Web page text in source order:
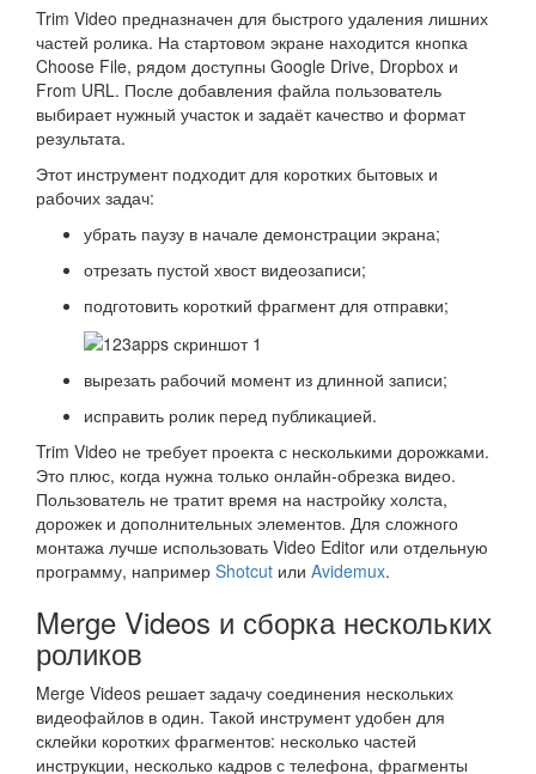
Trim Video предназначен для быстрого удаления лишних
частей ролика. На стартовом экране находится кнопка
Choose File, рядом доступны Google Drive, Dropbox и
From URL. После добавления файла пользователь
выбирает нужный участок и задаёт качество и формат
результата.
Этот инструмент подходит для коротких бытовых и
рабочих задач:
убрать паузу в начале демонстрации экрана;
отрезать пустой хвост видеозаписи;
подготовить короткий фрагмент для отправки;
вырезать рабочий момент из длинной записи;
исправить ролик перед публикацией.
Trim Video не требует проекта с несколькими дорожками.
Это плюс, когда нужна только онлайн-обрезка видео.
Пользователь не тратит время на настройку холста,
дорожек и дополнительных элементов. Для сложного
монтажа лучше использовать Video Editor или отдельную
программу, например Shotcut или Avidemux.
Merge Videos и сборка нескольких
роликов
Merge Videos решает задачу соединения нескольких
видеофайлов в один. Такой инструмент удобен для
склейки коротких фрагментов: несколько частей
инструкции, несколько кадров с телефона, фрагменты